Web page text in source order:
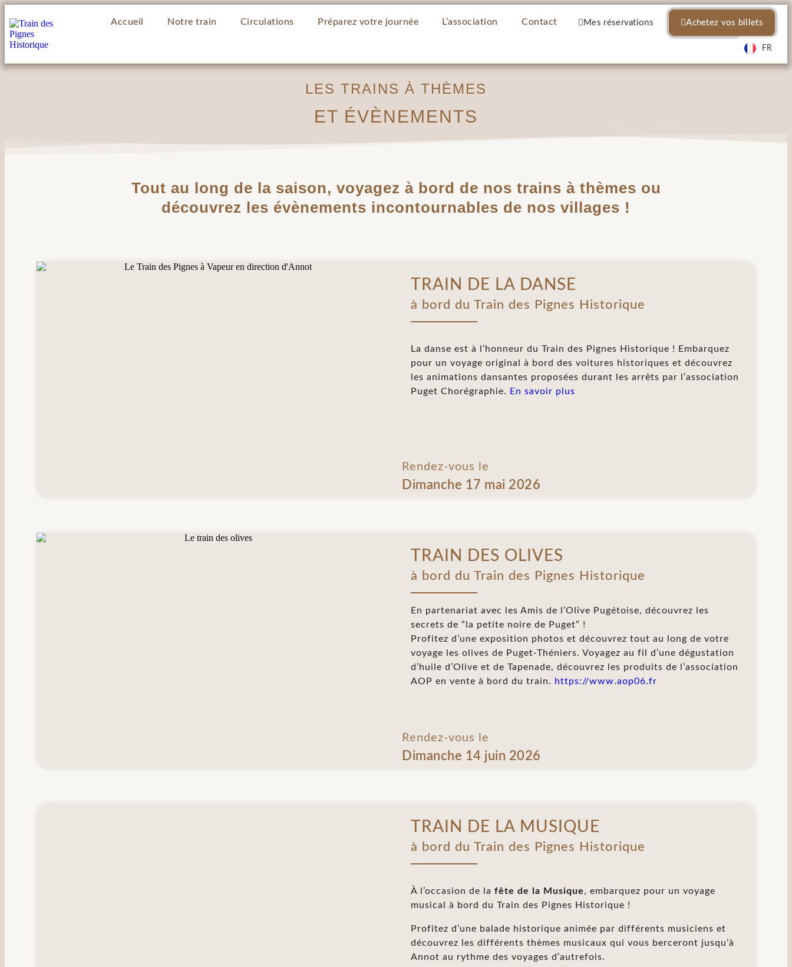
Accueil Notre train Circulations Préparez votre journée L’association Contact Mes réservations Achetez vos billets
FR
LES TRAINS À THÈMES
ET ÉVÈNEMENTS
Tout au long de la saison, voyagez à bord de nos trains à thèmes ou
découvrez les évènements incontournables de nos villages !
TRAIN DE LA DANSE
à bord du Train des Pignes Historique
La danse est à l’honneur du Train des Pignes Historique ! Embarquez
pour un voyage original à bord des voitures historiques et découvrez
les animations dansantes proposées durant les arrêts par l’association
Puget Chorégraphie.
En savoir plus
Rendez-vous le
Dimanche 17 mai 2026
TRAIN DES OLIVES
à bord du Train des Pignes Historique
En partenariat avec les Amis de l’Olive Pugétoise, découvrez les
secrets de “la petite noire de Puget” !
Profitez d’une exposition photos et découvrez tout au long de votre
voyage les olives de Puget-Théniers. Voyagez au fil d’une dégustation
d’huile d’Olive et de Tapenade, découvrez les produits de l’association
AOP en vente à bord du train. https://www.aop06.fr
Rendez-vous le
Dimanche 14 juin 2026
TRAIN DE LA MUSIQUE
à bord du Train des Pignes Historique
À l’occasion de la fête de la Musique, embarquez pour un voyage
musical à bord du Train des Pignes Historique !
Profitez d’une balade historique animée par différents musiciens et
découvrez les différents thèmes musicaux qui vous berceront jusqu’à
Annot au rythme des voyages d’autrefois.